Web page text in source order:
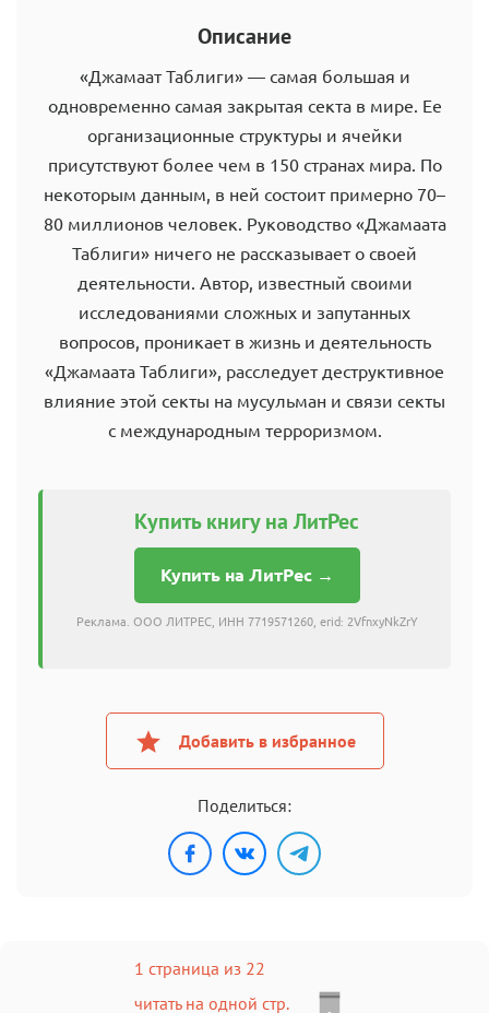
Описание
«Джамаат Таблиги» — самая большая и
одновременно самая закрытая секта в мире. Ее
организационные структуры и ячейки
присутствуют более чем в 150 странах мира. По
некоторым данным, в ней состоит примерно 70–
80 миллионов человек. Руководство «Джамаата
Таблиги» ничего не рассказывает о своей
деятельности. Автор, известный своими
исследованиями сложных и запутанных
вопросов, проникает в жизнь и деятельность
«Джамаата Таблиги», расследует деструктивное
влияние этой секты на мусульман и связи секты
с международным терроризмом.
Купить книгу на ЛитРес
Купить на ЛитРес →
Реклама. ООО ЛИТРЕС, ИНН 7719571260, erid: 2VfnxyNkZrY
Добавить в избранное
Поделиться:
1 страница из 22
читать на одной стр.